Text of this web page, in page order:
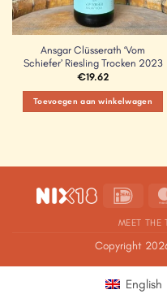
Ansgar Clüsserath ‘Vom
Schiefer’ Riesling Trocken 2023
€19.62
Toevoegen aan winkelwagen
IDeal
MEET THE
Copyright
English